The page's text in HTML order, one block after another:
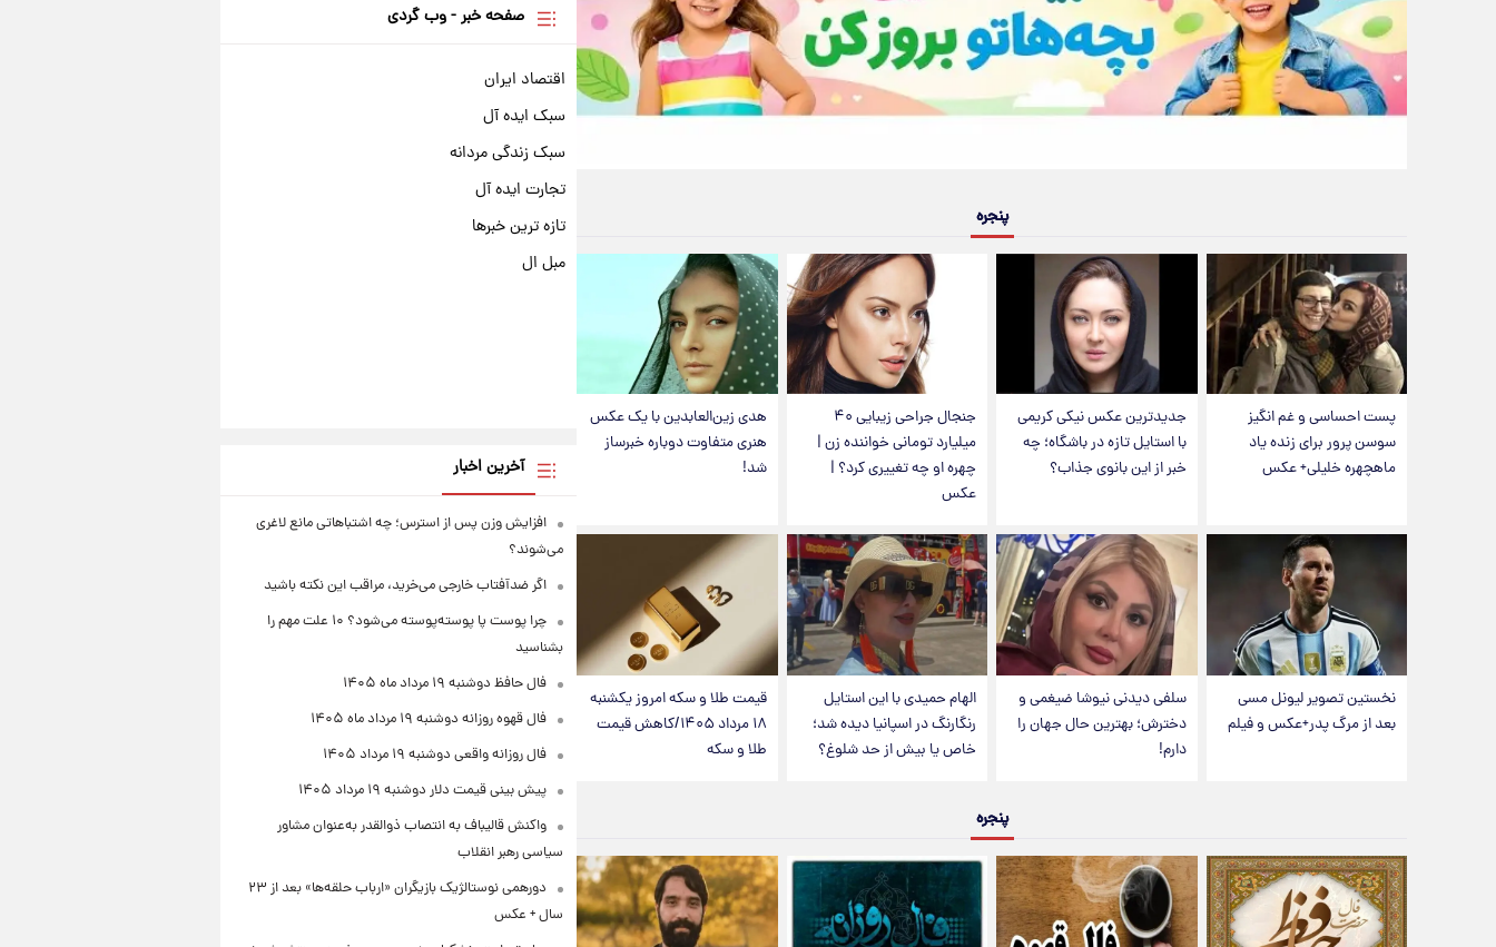
پنجره
پست احساسی و غم انگیز
سوسن پرور برای زنده یاد
ماهچهره خلیلی+ عکس
جدیدترین عکس نیکی کریمی
با استایل تازه در باشگاه؛ چه
خبر از این بانوی جذاب؟
جنجال جراحی زیبایی ۴۰
میلیارد تومانی خواننده زن |
چهره او چه تغییری کرد؟ |
عکس
هدی زین‌العابدین با یک عکس
هنری متفاوت دوباره خبرساز
شد!
نخستین تصویر لیونل مسی
بعد از مرگ پدر+عکس و فیلم
سلفی دیدنی نیوشا ضیغمی و
دخترش؛ بهترین حال جهان را
دارم!
الهام حمیدی با این استایل
رنگارنگ در اسپانیا دیده شد؛
خاص یا بیش از حد شلوغ؟
قیمت طلا و سکه امروز یکشنبه
۱۸ مرداد ۱۴۰۵/کاهش قیمت
طلا و سکه
پنجره
صفحه خبر - وب گردی
اقتصاد ایران
سبک ایده آل
سبک زندگی مردانه
تجارت ایده آل
تازه ترین خبرها
مبل ال
آخرین اخبار
افزایش وزن پس از استرس؛ چه اشتباهاتی مانع لاغری
می‌شوند؟
اگر ضدآفتاب خارجی می‌خرید، مراقب این نکته باشید
چرا پوست پا پوسته‌پوسته می‌شود؟ ۱۰ علت مهم را
بشناسید
فال حافظ دوشنبه ۱۹ مرداد ماه ۱۴۰۵
فال قهوه روزانه دوشنبه ۱۹ مرداد ماه ۱۴۰۵
فال روزانه واقعی دوشنبه ۱۹ مرداد ۱۴۰۵
پیش‌ بینی قیمت دلار دوشنبه ۱۹ مرداد ۱۴۰۵
واکنش قالیباف به انتصاب ذوالقدر به‌عنوان مشاور
سیاسی رهبر انقلاب
دورهمی نوستالژیک بازیگران «ارباب حلقه‌ها» بعد از ۲۳
سال + عکس